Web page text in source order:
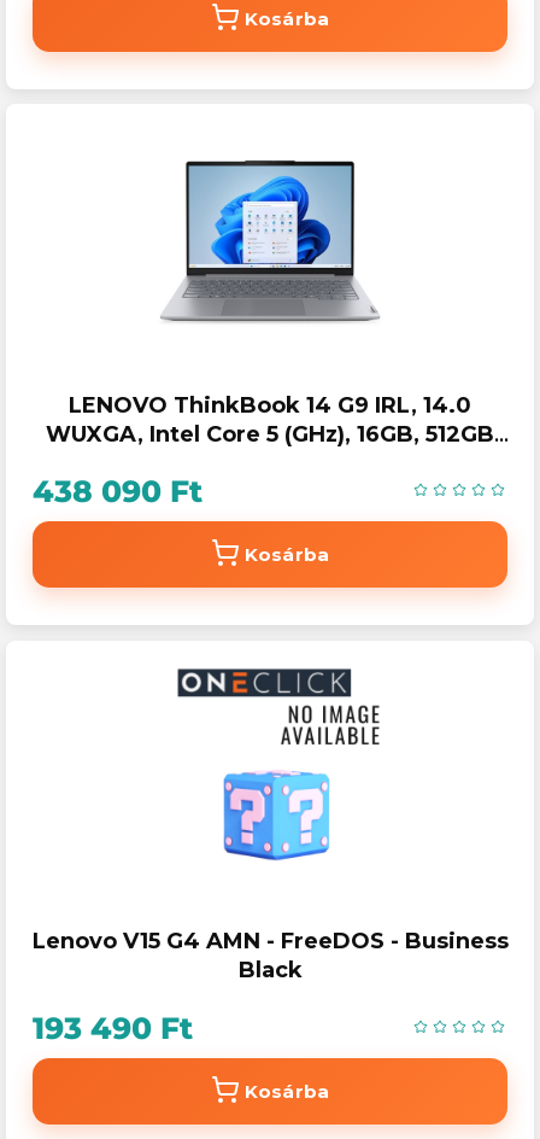
Kosárba
LENOVO ThinkBook 14 G9 IRL, 14.0
WUXGA, Intel Core 5 (GHz), 16GB, 512GB
438 090 Ft
Kosárba
Lenovo V15 G4 AMN - FreeDOS - Business
Black
193 490 Ft
Kosárba